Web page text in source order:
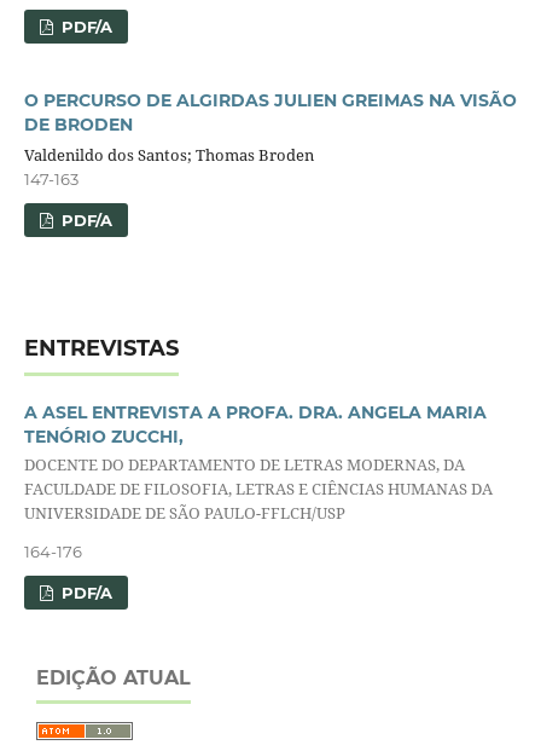
PDF/A
O PERCURSO DE ALGIRDAS JULIEN GREIMAS NA VISÃO
DE BRODEN
Valdenildo dos Santos; Thomas Broden
147-163
PDF/A
ENTREVISTAS
A ASEL ENTREVISTA A PROFA. DRA. ANGELA MARIA
TENÓRIO ZUCCHI,
DOCENTE DO DEPARTAMENTO DE LETRAS MODERNAS, DA
FACULDADE DE FILOSOFIA, LETRAS E CIÊNCIAS HUMANAS DA
UNIVERSIDADE DE SÃO PAULO-FFLCH/USP
164-176
PDF/A
EDIÇÃO ATUAL